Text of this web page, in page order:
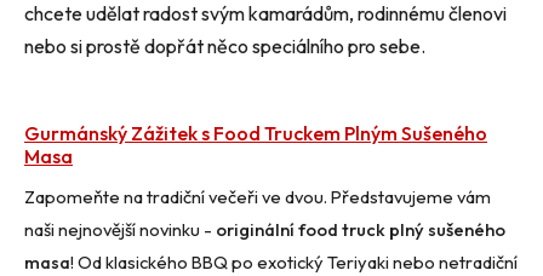
chcete udělat radost svým kamarádům, rodinnému členovi
nebo si prostě dopřát něco speciálního pro sebe.
Gurmánský Zážitek s Food Truckem Plným Sušeného
Masa
Zapomeňte na tradiční večeři ve dvou. Představujeme vám
naši nejnovější novinku - originální food truck plný sušeného
masa! Od klasického BBQ po exotický Teriyaki nebo netradiční